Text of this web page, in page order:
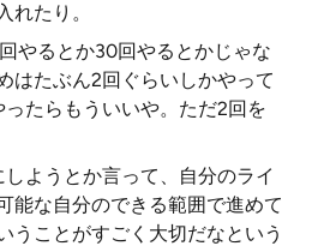
れたり。
やるとか30回やるとかじゃな
はたぶん2回ぐらいしかやって
たらもういいや。ただ2回を
ようとか言って、自分のライ
能な自分のできる範囲で進めて
うことがすごく大切だなという